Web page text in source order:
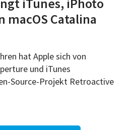
Catalina
hat Apple sich von
und iTunes
Source-Projekt Retroactive